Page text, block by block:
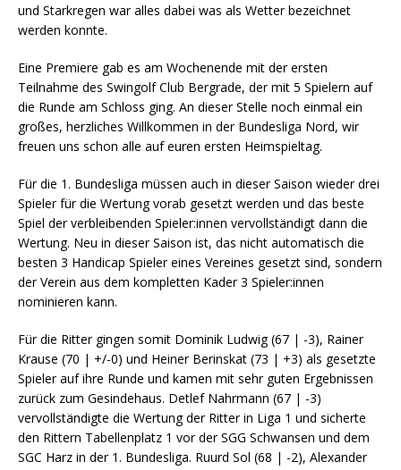
und Starkregen war alles dabei was als Wetter bezeichnet
werden konnte.
Eine Premiere gab es am Wochenende mit der ersten
Teilnahme des Swingolf Club Bergrade, der mit 5 Spielern auf
die Runde am Schloss ging. An dieser Stelle noch einmal ein
großes, herzliches Willkommen in der Bundesliga Nord, wir
freuen uns schon alle auf euren ersten Heimspieltag.
Für die 1. Bundesliga müssen auch in dieser Saison wieder drei
Spieler für die Wertung vorab gesetzt werden und das beste
Spiel der verbleibenden Spieler:innen vervollständigt dann die
Wertung. Neu in dieser Saison ist, das nicht automatisch die
besten 3 Handicap Spieler eines Vereines gesetzt sind, sondern
der Verein aus dem kompletten Kader 3 Spieler:innen
nominieren kann.
Für die Ritter gingen somit Dominik Ludwig (67 | -3), Rainer
Krause (70 | +/-0) und Heiner Berinskat (73 | +3) als gesetzte
Spieler auf ihre Runde und kamen mit sehr guten Ergebnissen
zurück zum Gesindehaus. Detlef Nahrmann (67 | -3)
vervollständigte die Wertung der Ritter in Liga 1 und sicherte
den Rittern Tabellenplatz 1 vor der SGG Schwansen und dem
SGC Harz in der 1. Bundesliga. Ruurd Sol (68 | -2), Alexander